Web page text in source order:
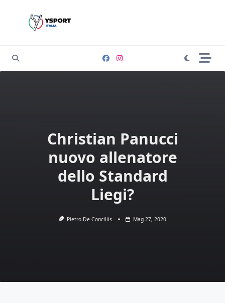
Christian Panucci
nuovo allenatore
dello Standard
Liegi?
Pietro De Conciliis Mag 27, 2020